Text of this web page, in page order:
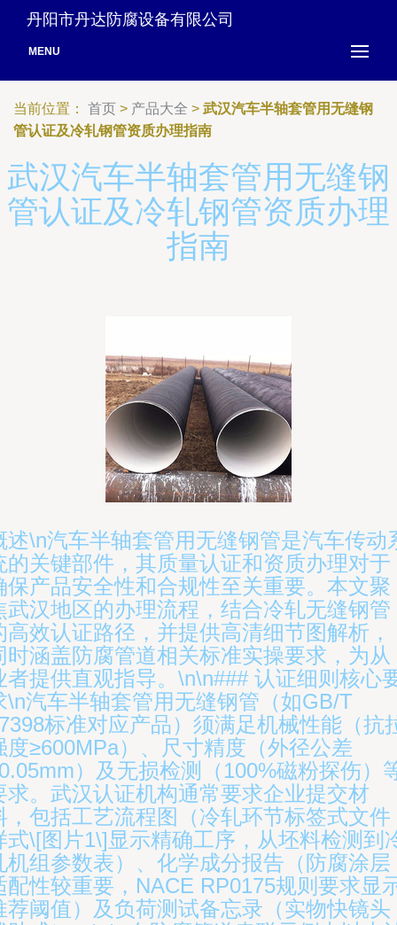
丹阳市丹达防腐设备有限公司
MENU
当前位置： 首页 > 产品大全 > 武汉汽车半轴套管用无缝钢
管认证及冷轧钢管资质办理指南
武汉汽车半轴套管用无缝钢
管认证及冷轧钢管资质办理
指南
述\n汽车半轴套管用无缝钢管是汽车传动
的关键部件，其质量认证和资质办理对于
保产品安全性和合规性至关重要。本文聚
武汉地区的办理流程，结合冷轧无缝钢管
高效认证路径，并提供高清细节图解析，
时涵盖防腐管道相关标准实操要求，为从
者提供直观指导。\n\n### 认证细则核心
\n汽车半轴套管用无缝钢管（如GB/T
标准对应产品）须满足机械性能（抗
度≥600MPa）、尺寸精度（外径公差
）及无损检测（100%磁粉探伤）
求。武汉认证机构通常要求企业提交材
，包括工艺流程图（冷轧环节标签式文件
式\[图片1\]显示精确工序，从坯料检测到
机组参数表）、化学成分报告（防腐涂层
配性较重要，NACE RP0175规则要求显
荐阈值）及负荷测试备忘录（实物快镜头